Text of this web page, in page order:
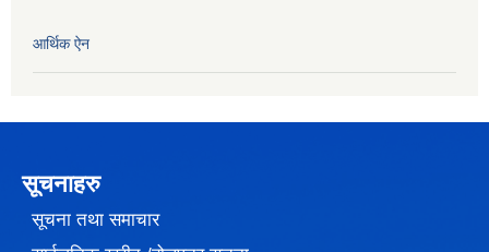
आर्थिक ऐन
सूचनाहरु
सूचना तथा समाचार